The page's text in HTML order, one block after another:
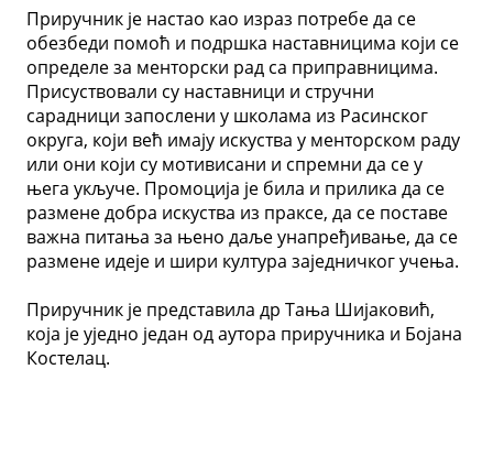
Приручник је настао као израз потребе да се
обезбеди помоћ и подршка наставницима који се
определе за менторски рад са приправницима.
Присуствовали су наставници и стручни
сарадници запослени у школама из Расинског
округа, који већ имају искуства у менторском раду
или они који су мотивисани и спремни да се у
њега укључе. Промоција је била и прилика да се
размене добра искуства из праксе, да се поставе
важна питања за њено даље унапређивање, да се
размене идеје и шири култура заједничког учења.
Приручник је представила др Тања Шијаковић,
која је уједно један од аутора приручника и Бојана
Костелац.